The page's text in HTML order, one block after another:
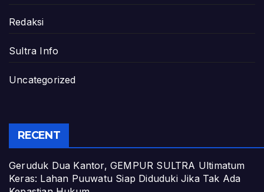
Redaksi
Sultra Info
Uncategorized
RECENT
Geruduk Dua Kantor, GEMPUR SULTRA Ultimatum
Keras: Lahan Puuwatu Siap Diduduki Jika Tak Ada